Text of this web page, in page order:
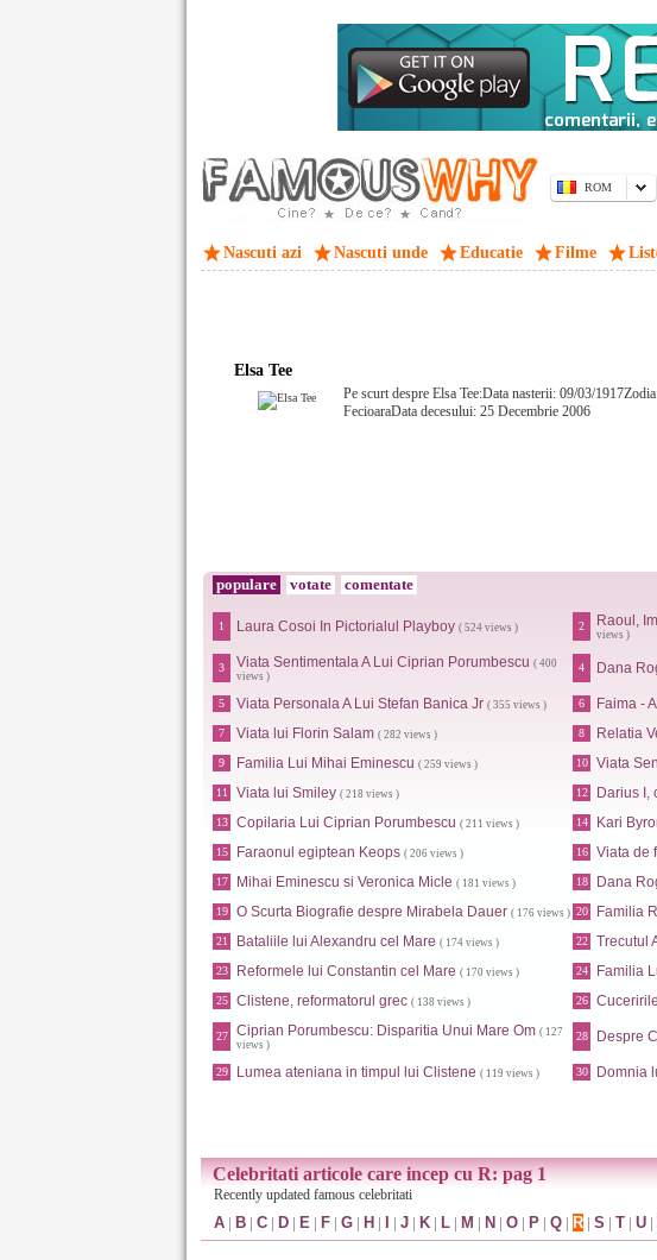
ROM
Nascuti azi Nascuti unde Educatie Filme
Elsa Tee
Pe scurt despre Elsa Tee:Data nasterii: 09/03/
FecioaraData decesului: 25 Decembrie 2006
populare votate comentate
1 Laura Cosoi In Pictorialul Playboy ( 524 views ) 2 Raoul,
views )
3 Viata Sentimentala A Lui Ciprian Porumbescu ( 400
views )
4 Dana
5 Viata Personala A Lui Stefan Banica Jr ( 355 views ) 6 Faima -
7 Viata lui Florin Salam ( 282 views ) 8 Relatia
9 Familia Lui Mihai Eminescu ( 259 views ) 10 Viata
11 Viata lui Smiley ( 218 views ) 12 Darius I,
13 Copilaria Lui Ciprian Porumbescu ( 211 views ) 14 Kari
15 Faraonul egiptean Keops ( 206 views ) 16 Viata de
17 Mihai Eminescu si Veronica Micle ( 181 views ) 18 Dana
19 O Scurta Biografie despre Mirabela Dauer ( 176 views ) 20 Familia
21 Bataliile lui Alexandru cel Mare ( 174 views ) 22 Trecutul
23 Reformele lui Constantin cel Mare ( 170 views ) 24 Familia
25 Clistene, reformatorul grec ( 138 views ) 26
27 Ciprian Porumbescu: Disparitia Unui Mare Om ( 127
views )
28 Despre
29 Lumea ateniana in timpul lui Clistene ( 119 views ) 30 Domnia
Celebritati articole care incep cu R: pag 1
Recently updated famous celebritati
A | B | C | D | E | F | G | H | | J | K | L | M | N | O | P | Q | R | S | T | U |